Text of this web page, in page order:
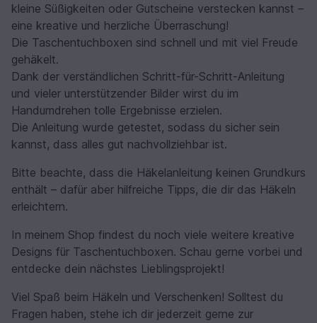
kleine Süßigkeiten oder Gutscheine verstecken kannst –
eine kreative und herzliche Überraschung!
Die Taschentuchboxen sind schnell und mit viel Freude
gehäkelt.
Dank der verständlichen Schritt-für-Schritt-Anleitung
und vieler unterstützender Bilder wirst du im
Handumdrehen tolle Ergebnisse erzielen.
Die Anleitung wurde getestet, sodass du sicher sein
kannst, dass alles gut nachvollziehbar ist.
Bitte beachte, dass die Häkelanleitung keinen Grundkurs
enthält – dafür aber hilfreiche Tipps, die dir das Häkeln
erleichtern.
In meinem Shop findest du noch viele weitere kreative
Designs für Taschentuchboxen. Schau gerne vorbei und
entdecke dein nächstes Lieblingsprojekt!
Viel Spaß beim Häkeln und Verschenken! Solltest du
Fragen haben, stehe ich dir jederzeit gerne zur